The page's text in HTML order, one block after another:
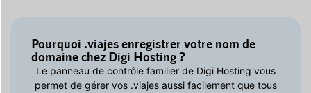
Pourquoi .viajes enregistrer votre nom de
domaine chez Digi Hosting ?
Le panneau de contrôle familier de Digi Hosting vous
permet de gérer vos .viajes aussi facilement que tous